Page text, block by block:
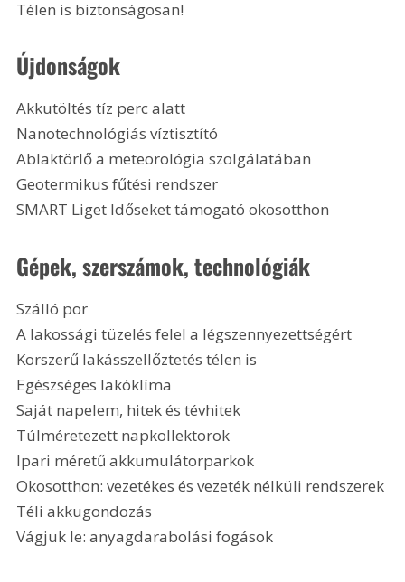
Télen is biztonságosan!
Újdonságok
Akkutöltés tíz perc alatt
Nanotechnológiás víztisztító
Ablaktörlő a meteorológia szolgálatában
Geotermikus fűtési rendszer
SMART Liget Időseket támogató okosotthon
Gépek, szerszámok, technológiák
Szálló por
A lakossági tüzelés felel a légszennyezettségért
Korszerű lakásszellőztetés télen is
Egészséges lakóklíma
Saját napelem, hitek és tévhitek
Túlméretezett napkollektorok
Ipari méretű akkumulátorparkok
Okosotthon: vezetékes és vezeték nélküli rendszerek
Téli akkugondozás
Vágjuk le: anyagdarabolási fogások